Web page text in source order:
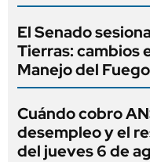
El Senado
Tierras: cambios
Manejo del
Cuándo cobro
desempleo y el
del jueves 6 de